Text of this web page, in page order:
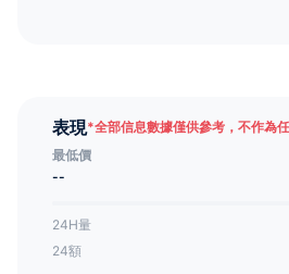
表現*全部信息數據僅供參考，不作為
最低價
--
24H量
24額